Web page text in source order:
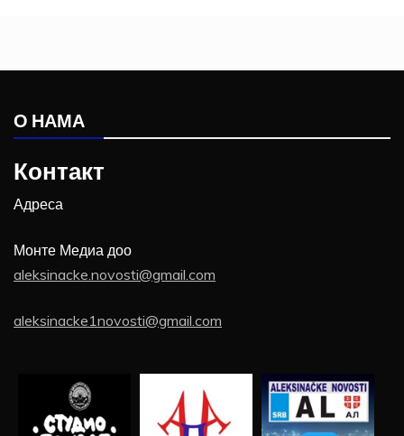
О НАМА
Контакт
Адреса
Монте Медиа доо
aleksinacke.novosti@gmail.com
aleksinacke1novosti@gmail.com